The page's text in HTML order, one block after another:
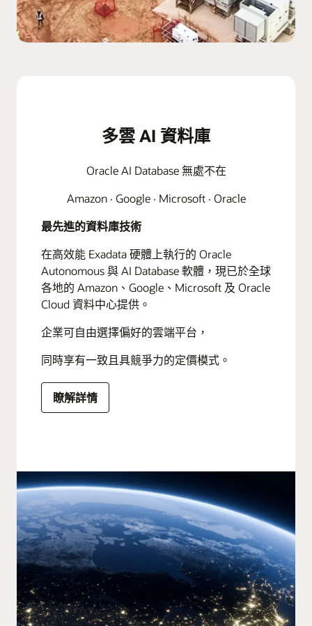
多雲 AI 資料庫
Oracle AI Database 無處不在
Amazon · Google · Microsoft · Oracle
最先進的資料庫技術
在高效能 Exadata 硬體上執行的 Oracle
Autonomous 與 AI Database 軟體，現已於全球
各地的 Amazon、Google、Microsoft 及 Oracle
Cloud 資料中心提供。
企業可自由選擇偏好的雲端平台，
同時享有一致且具競爭力的定價模式。
瞭解詳情